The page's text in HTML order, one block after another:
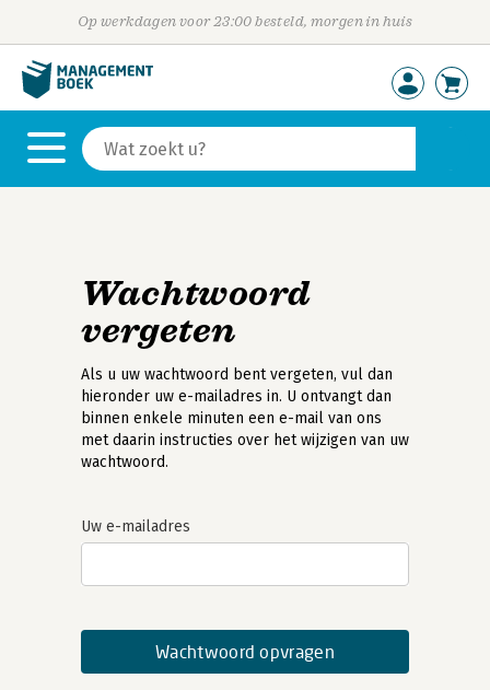
Op werkdagen voor 23:00 besteld, morgen in huis
Wachtwoord
vergeten
Als u uw wachtwoord bent vergeten, vul dan
hieronder uw e-mailadres in. U ontvangt dan
binnen enkele minuten een e-mail van ons
met daarin instructies over het wijzigen van uw
wachtwoord.
Uw e-mailadres